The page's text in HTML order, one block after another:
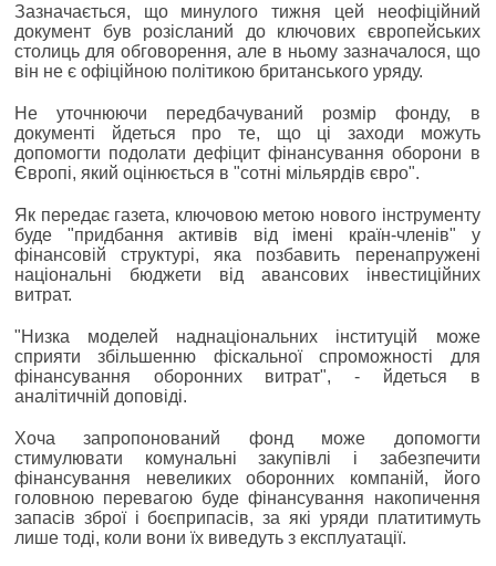
Зазначається, що минулого тижня цей неофіційний
документ був розісланий до ключових європейських
столиць для обговорення, але в ньому зазначалося, що
він не є офіційною політикою британського уряду.
Не уточнюючи передбачуваний розмір фонду, в
документі йдеться про те, що ці заходи можуть
допомогти подолати дефіцит фінансування оборони в
Європі, який оцінюється в "сотні мільярдів євро".
Як передає газета, ключовою метою нового інструменту
буде "придбання активів від імені країн-членів" у
фінансовій структурі, яка позбавить перенапружені
національні бюджети від авансових інвестиційних
витрат.
"Низка моделей наднаціональних інституцій може
сприяти збільшенню фіскальної спроможності для
фінансування оборонних витрат", - йдеться в
аналітичній доповіді.
Хоча запропонований фонд може допомогти
стимулювати комунальні закупівлі і забезпечити
фінансування невеликих оборонних компаній, його
головною перевагою буде фінансування накопичення
запасів зброї і боєприпасів, за які уряди платитимуть
лише тоді, коли вони їх виведуть з експлуатації.